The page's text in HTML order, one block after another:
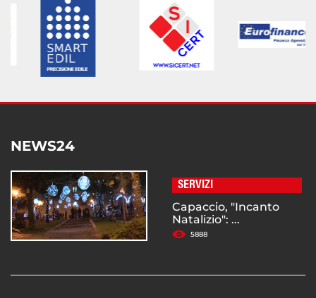
NEWS24
SERVIZI
Capaccio, "Incanto
Natalizio": ...
5888